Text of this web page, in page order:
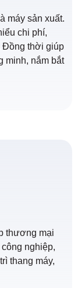
máy sản xuất.
chi phí,
Đồng thời giúp
minh, nắm bắt
thương mại
nghiệp,
thang máy,